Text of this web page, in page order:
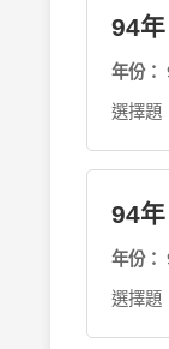
94
年份：
選擇題
94
年份：
選擇題